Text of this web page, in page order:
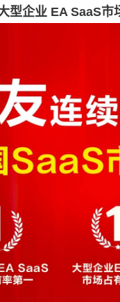
型企业 EA SaaS市